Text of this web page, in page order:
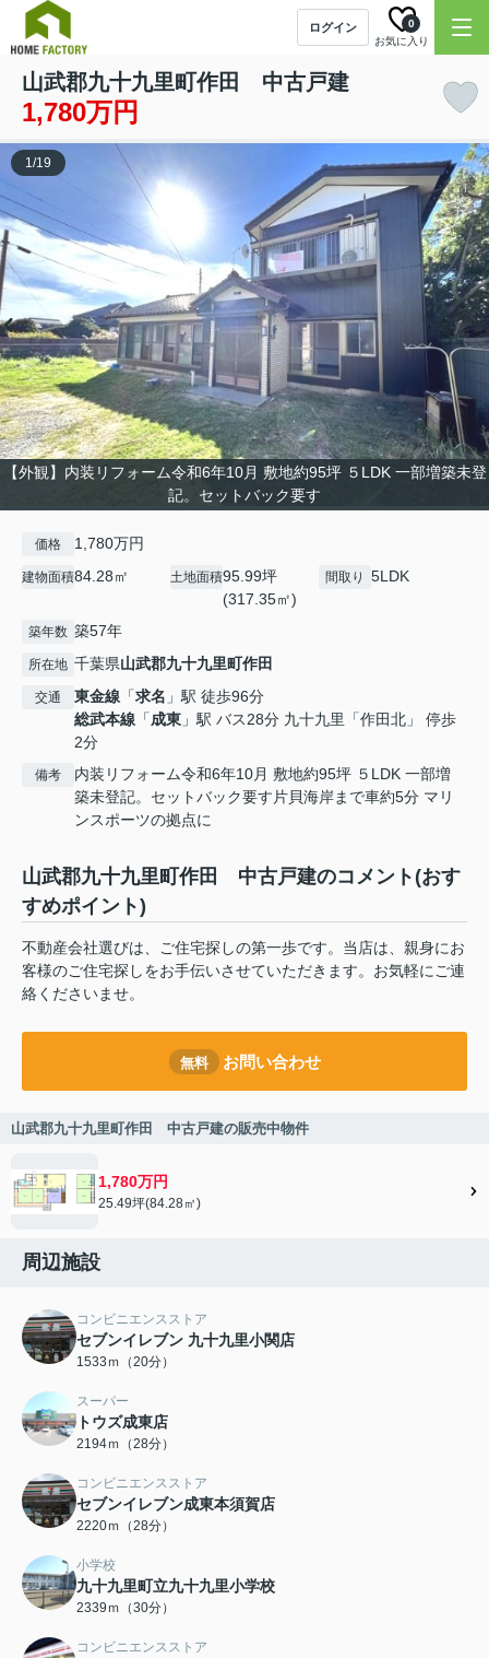
ログイン
お気に入り
0
山武郡九十九里町作田 中古戸建
1,780万円
【外観】内装リフォーム令和6年10月 敷地約95坪 ５LDK 一部増築未登
記。セットバック要す
1/19
価格 1,780万円
建物面積84.28㎡ 土地面積95.99坪
(317.35㎡)
間取り 5LDK
築年数 築57年
所在地 千葉県山武郡九十九里町作田
交通 東金線 「求名 」駅 徒歩96分
総武本線 「成東 」駅 バス28分 九十九里「作田北」 停歩
2分
備考
内装リフォーム令和6年10月 敷地約95坪 ５LDK 一部増
築未登記。セットバック要す片貝海岸まで車約5分 マリ
ンスポーツの拠点に
山武郡九十九里町作田 中古戸建のコメント(おす
すめポイント)
不動産会社選びは、ご住宅探しの第一歩です。当店は、親身にお
客様のご住宅探しをお手伝いさせていただきます。お気軽にご連
絡くださいませ。
無料 お問い合わせ
山武郡九十九里町作田 中古戸建の販売中物件
1,780万円
25.49坪(84.28㎡)
周辺施設
コンビニエンスストア
セブンイレブン 九十九里小関店
1533ｍ（20分）
スーパー
トウズ成東店
2194ｍ（28分）
コンビニエンスストア
セブンイレブン成東本須賀店
2220ｍ（28分）
小学校
九十九里町立九十九里小学校
2339ｍ（30分）
コンビニエンスストア